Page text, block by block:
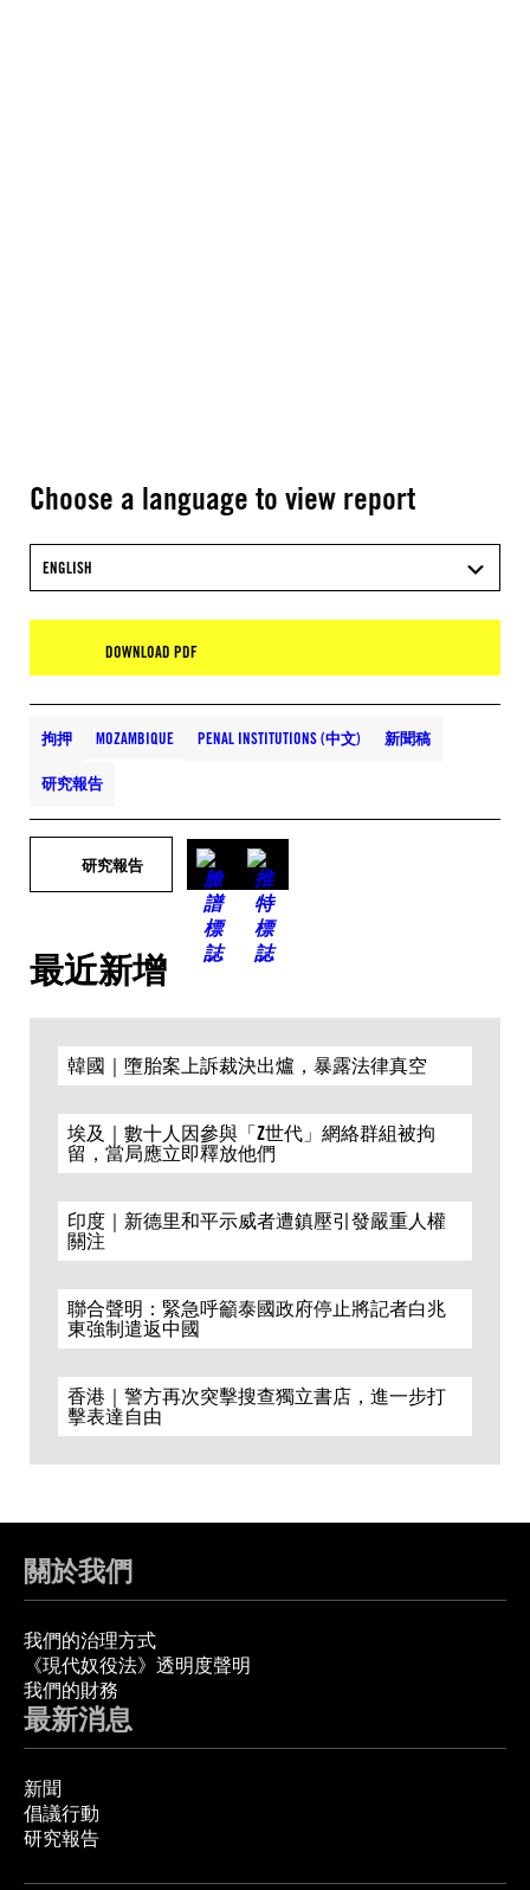
Choose a language to view report
ENGLISH
DOWNLOAD PDF
拘押 MOZAMBIQUE PENAL INSTITUTIONS (中文) 新聞稿
研究報告
研究報告
最近新增
韓國｜墮胎案上訴裁決出爐，暴露法律真空
埃及｜數十人因參與「Z世代」網絡群組被拘
留，當局應立即釋放他們
印度｜新德里和平示威者遭鎮壓引發嚴重人權
關注
聯合聲明：緊急呼籲泰國政府停止將記者白兆
東強制遣返中國
香港｜警方再次突擊搜查獨立書店，進一步打
擊表達自由
關於我們
我們的治理方式
《現代奴役法》透明度聲明
我們的財務
最新消息
新聞
倡議行動
研究報告